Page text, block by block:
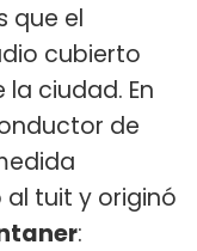
que el
cubierto
ciudad. En
de
al tuit y originó
: